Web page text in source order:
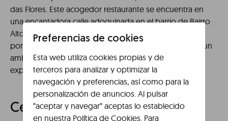
das Flores. Este acogedor restaurante se encuentra en
una encantadora calle adoquinada en el barrio de Bairro
Alto. Aquí podrás disfrutar de platos tradicionales
portugueses, como bacalao a la brasa y cataplana, en un
ambiente encantador. La ubicación es perfecta para
explorar el centro histórico de Lisboa.
Cena en Lisboa
Preferencias de cookies
Esta web utiliza cookies propias y de
terceros para analizar y optimizar la
navegación y preferencias, así como para la
personalización de anuncios. Al pulsar
“aceptar y navegar“ aceptas lo establecido
en nuestra Política de Cookies. Para